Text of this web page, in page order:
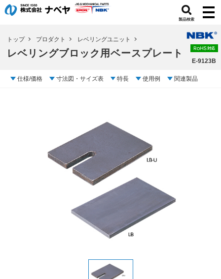
製品検索
トップ プロダクト レベリングユニット
レベリングブロック用ベースプレート
E-9123B
仕様/価格 寸法図・サイズ表 特長 使用例 関連製品